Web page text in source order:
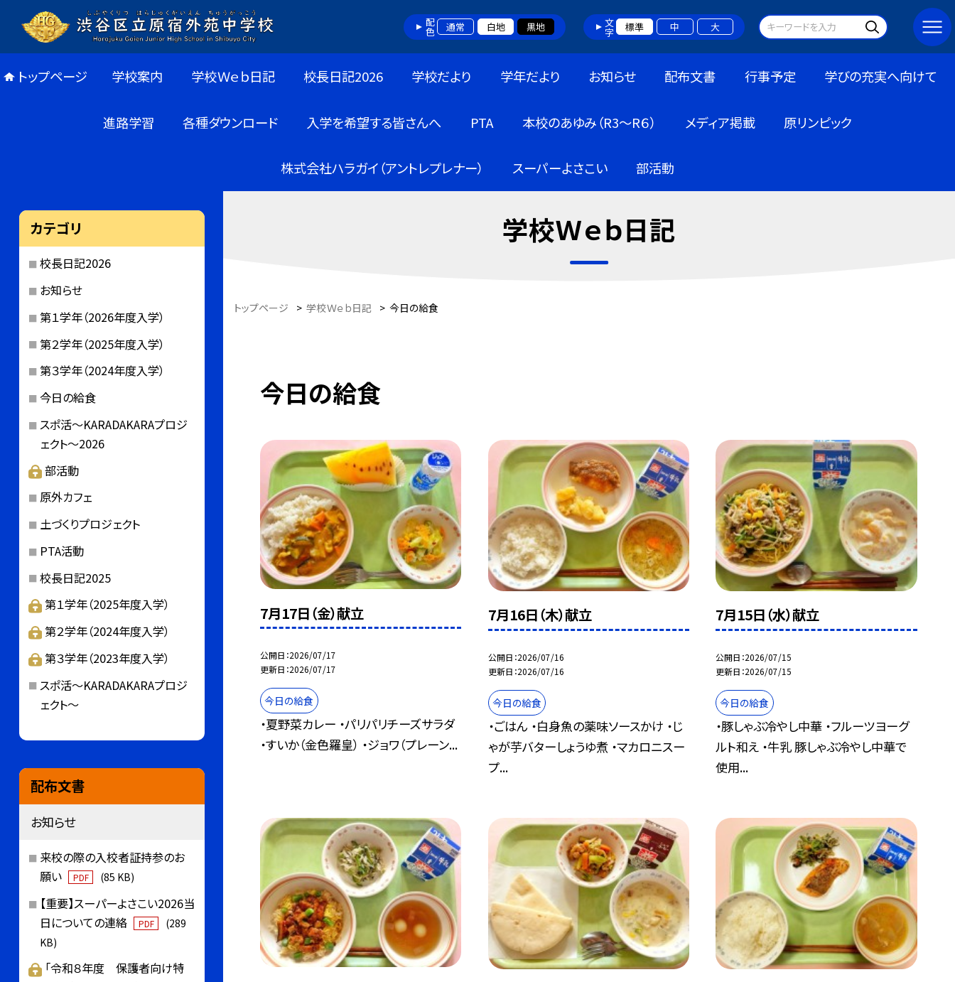
配色 通常 白地 黒地 文字 標準 中 大
トップページ 学校案内 学校Ｗｅｂ日記 校長日記2026 学校だより 学年だより お知らせ 配布文書 行事予定 学びの充実へ向けて
進路学習 各種ダウンロード 入学を希望する皆さんへ PTA 本校のあゆみ（R3～R６） メディア掲載 原リンピック
株式会社ハラガイ（アントレプレナー） スーパーよさこい 部活動
学校Ｗｅｂ日記
トップページ > 学校Ｗｅｂ日記 > 今日の給食
今日の給食
7月17日（金）献立
公開日 2026/07/17
更新日 2026/07/17
今日の給食
・夏野菜カレー ・パリパリチーズサラダ
・すいか（金色羅皇） ・ジョワ（プレーン...
7月16日（木）献立
公開日 2026/07/16
更新日 2026/07/16
今日の給食
・ごはん ・白身魚の薬味ソースかけ ・じ
ゃが芋バターしょうゆ煮 ・マカロニスー
プ...
7月15日（水）献立
公開日 2026/07/15
更新日 2026/07/15
今日の給食
・豚しゃぶ冷やし中華 ・フルーツヨーグ
ルト和え ・牛乳 豚しゃぶ冷やし中華で
使用...
カテゴリ
校長日記2026
お知らせ
第１学年（2026年度入学）
第２学年（2025年度入学）
第３学年（2024年度入学）
今日の給食
スポ活～KARADAKARAプロジ
ェクト～2026
部活動
原外カフェ
土づくりプロジェクト
PTA活動
校長日記2025
第１学年（2025年度入学）
第２学年（2024年度入学）
第３学年（2023年度入学）
スポ活～KARADAKARAプロジ
ェクト～
配布文書
お知らせ
来校の際の入校者証持参のお
願い
PDF (85 KB)
【重要】スーパーよさこい2026当
日についての連絡
PDF
(289
KB)
「令和８年度 保護者向け特